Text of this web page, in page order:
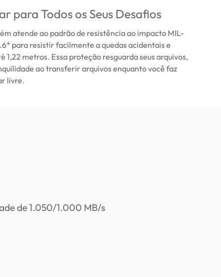
para Todos os Seus Desafios
atende ao padrão de resistência ao impacto MIL-
para resistir facilmente a quedas acidentais e
1,22 metros. Essa proteção resguarda seus arquivos,
ao transferir arquivos enquanto você faz
livre.